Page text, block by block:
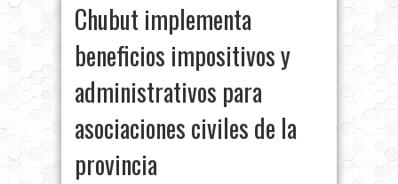
Chubut implementa
beneficios impositivos y
administrativos para
asociaciones civiles de la
provincia